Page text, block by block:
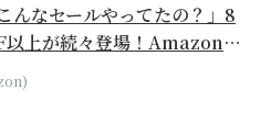
んなセールやってたの？」8
以上が続々登場！Amazonの